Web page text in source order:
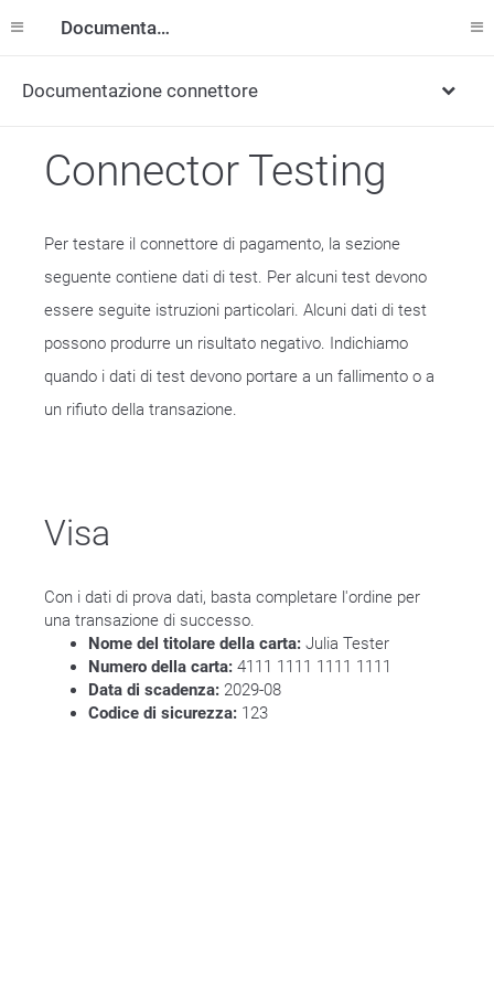
Documentazione
Documentazione connettore
Connector Testing
Per testare il connettore di pagamento, la sezione
seguente contiene dati di test. Per alcuni test devono
essere seguite istruzioni particolari. Alcuni dati di test
possono produrre un risultato negativo. Indichiamo
quando i dati di test devono portare a un fallimento o a
un rifiuto della transazione.
Visa
Con i dati di prova dati, basta completare l'ordine per
una transazione di successo.
Nome del titolare della carta: Julia Tester
Numero della carta: 4111 1111 1111 1111
Data di scadenza: 2029-08
Codice di sicurezza: 123